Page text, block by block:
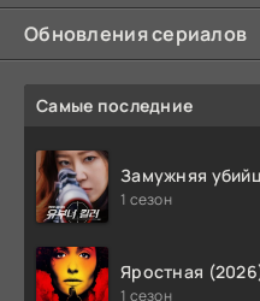
Обновления сериалов
Самые последние
Замужняя
1 сезон
Яростная
1 сезон